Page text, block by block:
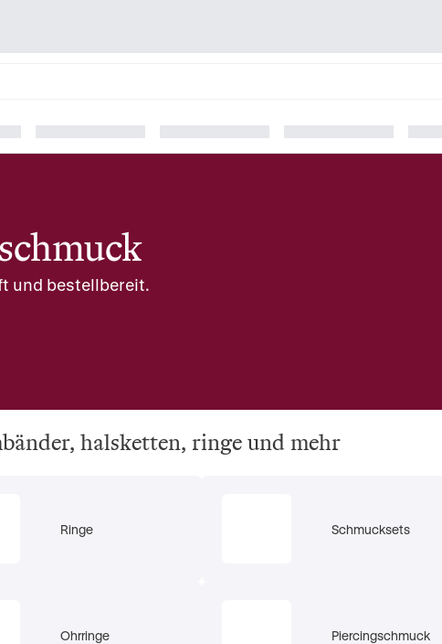
und bestellbereit.
halsketten, ringe und mehr
Ringe
Ohrringe
Schmucksets
Piercingschmuck